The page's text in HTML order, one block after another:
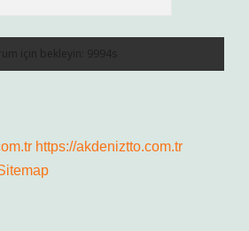
https://akdeniztto.com.tr